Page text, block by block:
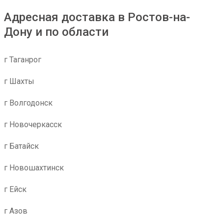
Адресная доставка в Ростов-на-
Дону и по области
г Таганрог
г Шахты
г Волгодонск
г Новочеркасск
г Батайск
г Новошахтинск
г Ейск
г Азов